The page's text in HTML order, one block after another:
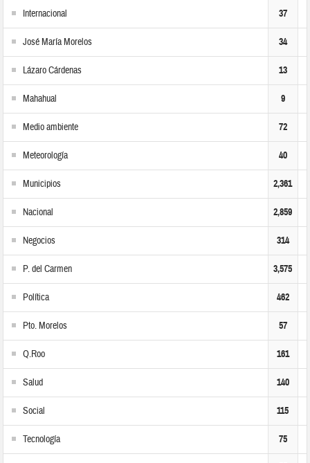
Internacional 37
José María Morelos 34
Lázaro Cárdenas 13
Mahahual 9
Medio ambiente 72
Meteorología 40
Municipios 2,361
Nacional 2,859
Negocios 314
P. del Carmen 3,575
Política 462
Pto. Morelos 57
Q.Roo 161
Salud 140
Social 115
Tecnología 75